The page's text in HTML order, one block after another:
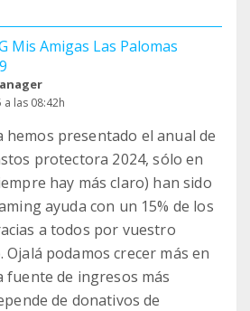
Mis Amigas Las Palomas
las 08:42h
hemos presentado el anual de
protectora 2024, sólo en
hay más claro) han sido
ayuda con un 15% de los
a todos por vuestro
podamos crecer más en
fuente de ingresos más
de donativos de